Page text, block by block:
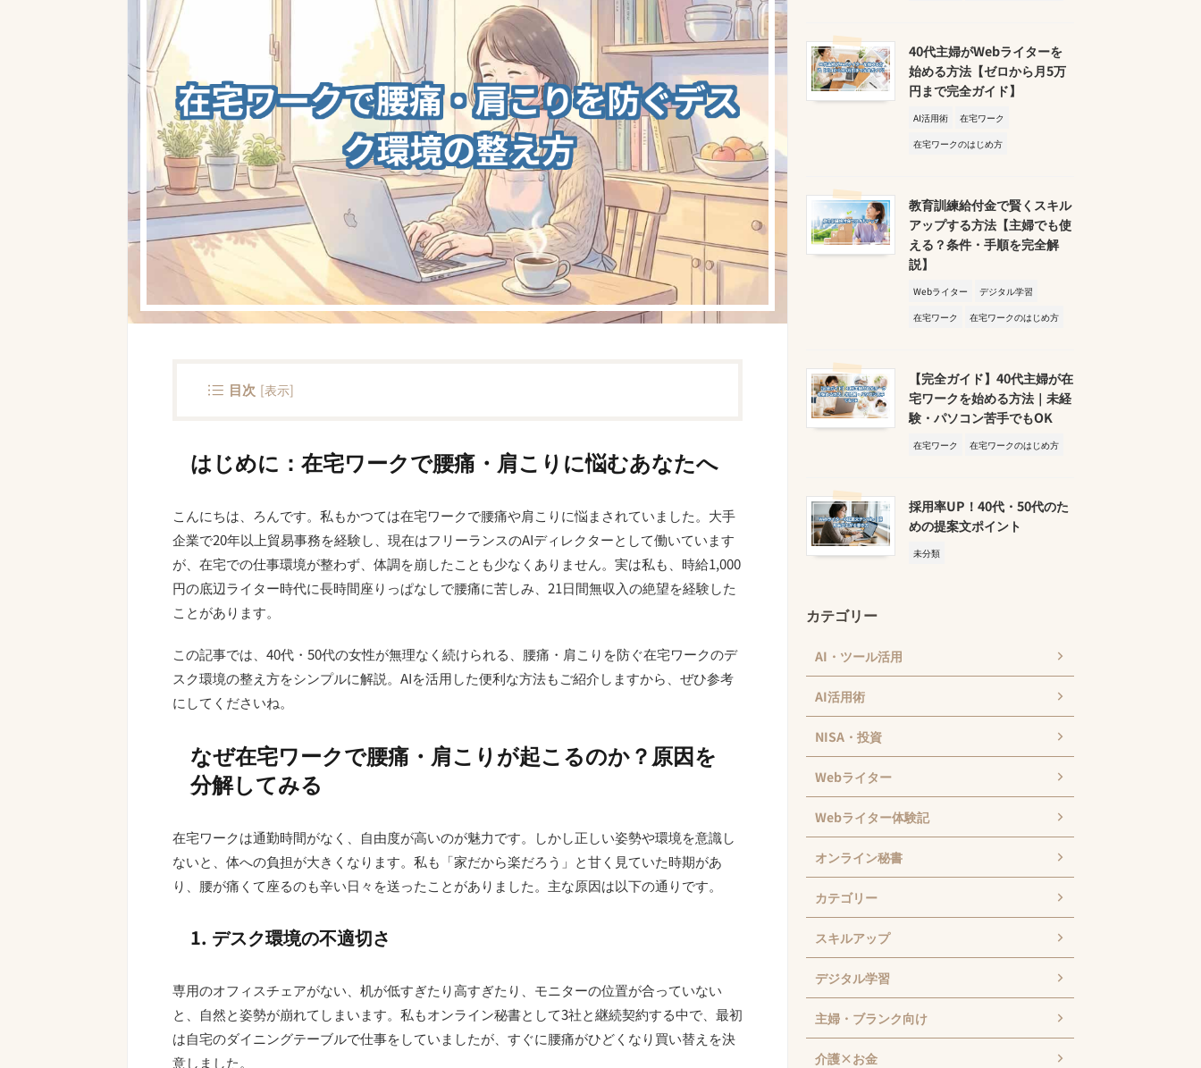
目次 [表示]
はじめに：在宅ワークで腰痛・肩こりに悩むあなたへ
こんにちは、ろんです。私もかつては在宅ワークで腰痛や肩こりに悩まされていました。大手
企業で20年以上貿易事務を経験し、現在はフリーランスのAIディレクターとして働いています
が、在宅での仕事環境が整わず、体調を崩したことも少なくありません。実は私も、時給1,000
円の底辺ライター時代に長時間座りっぱなしで腰痛に苦しみ、21日間無収入の絶望を経験した
ことがあります。
この記事では、40代・50代の女性が無理なく続けられる、腰痛・肩こりを防ぐ在宅ワークのデ
スク環境の整え方をシンプルに解説。AIを活用した便利な方法もご紹介しますから、ぜひ参考
にしてくださいね。
なぜ在宅ワークで腰痛・肩こりが起こるのか？原因を
分解してみる
在宅ワークは通勤時間がなく、自由度が高いのが魅力です。しかし正しい姿勢や環境を意識し
ないと、体への負担が大きくなります。私も「家だから楽だろう」と甘く見ていた時期があ
り、腰が痛くて座るのも辛い日々を送ったことがありました。主な原因は以下の通りです。
1. デスク環境の不適切さ
専用のオフィスチェアがない、机が低すぎたり高すぎたり、モニターの位置が合っていない
と、自然と姿勢が崩れてしまいます。私もオンライン秘書として3社と継続契約する中で、最初
は自宅のダイニングテーブルで仕事をしていましたが、すぐに腰痛がひどくなり買い替えを決
意しました。
40代主婦がWebライターを
始める方法【ゼロから月5万
円まで完全ガイド】
AI活用術
在宅ワーク
在宅ワークのはじめ方
教育訓練給付金で賢くスキル
アップする方法【主婦でも使
える？条件・手順を完全解
説】
Webライター
デジタル学習
在宅ワーク
在宅ワークのはじめ方
【完全ガイド】40代主婦が在
宅ワークを始める方法｜未経
験・パソコン苦手でもOK
在宅ワーク 在宅ワークのはじめ方
採用率UP！40代・50代のた
めの提案文ポイント
未分類
カテゴリー
AI・ツール活用
AI活用術
NISA・投資
Webライター
Webライター体験記
オンライン秘書
カテゴリー
スキルアップ
デジタル学習
主婦・ブランク向け
介護×お金